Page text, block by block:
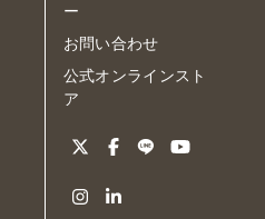
ー
お問い合わせ
公式オンラインスト
ア